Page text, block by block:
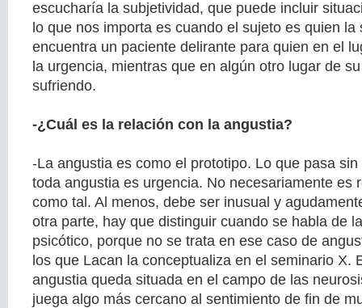
escucharía la subjetividad, que puede incluir
lo que nos importa es cuando el sujeto es quien la
encuentra un paciente delirante para quien en el
la urgencia, mientras que en algún otro lugar de
sufriendo.
-¿Cuál es la relación con la angustia?
-La angustia es como el prototipo. Lo que pasa
toda angustia es urgencia. No necesariamente es
como tal. Al menos, debe ser inusual y
otra parte, hay que distinguir cuando se habla de
psicótico, porque no se trata en ese caso de
los que Lacan la conceptualiza en el seminario X.
angustia queda situada en el campo de las
juega algo más cercano al sentimiento de fin de